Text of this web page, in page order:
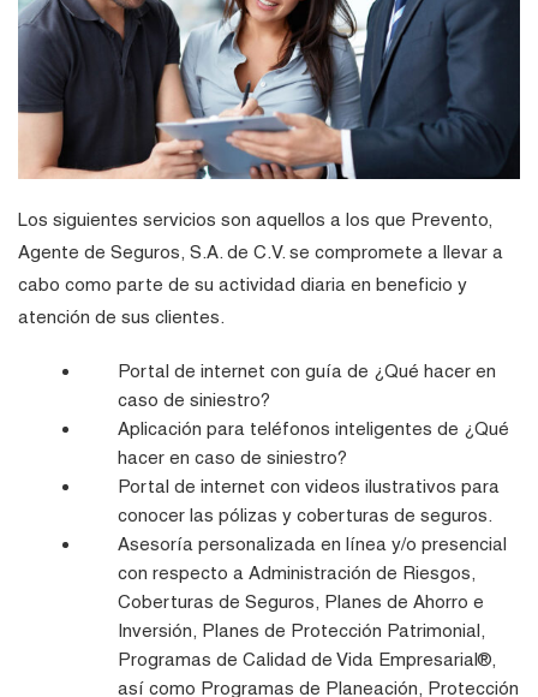
Los siguientes servicios son aquellos a los que Prevento,
Agente de Seguros, S.A. de C.V. se compromete a llevar a
cabo como parte de su actividad diaria en beneficio y
atención de sus clientes.
Portal de internet con guía de ¿Qué hacer en
caso de siniestro?
Aplicación para teléfonos inteligentes de ¿Qué
hacer en caso de siniestro?
Portal de internet con videos ilustrativos para
conocer las pólizas y coberturas de seguros.
Asesoría personalizada en línea y/o presencial
con respecto a Administración de Riesgos,
Coberturas de Seguros, Planes de Ahorro e
Inversión, Planes de Protección Patrimonial,
Programas de Calidad de Vida Empresarial®,
así como Programas de Planeación, Protección